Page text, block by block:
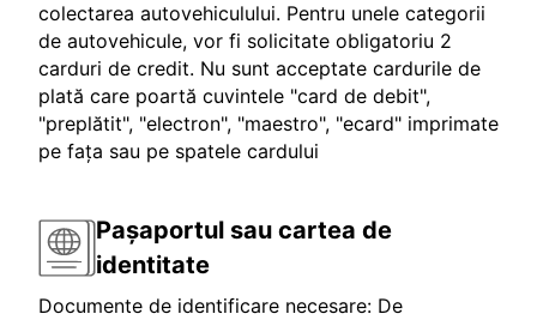
colectarea autovehiculului. Pentru unele categorii
de autovehicule, vor fi solicitate obligatoriu 2
carduri de credit. Nu sunt acceptate cardurile de
plată care poartă cuvintele "card de debit",
"preplătit", "electron", "maestro", "ecard" imprimate
pe fața sau pe spatele cardului
Pașaportul sau cartea de
identitate
Documente de identificare necesare: De